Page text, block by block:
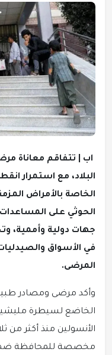
اب | تتفاقم معاناة
البلاد، مع استمرار
الخاصة بالأمراض
الحوثي على
جهات دولية وأممية،
في الأسواق
المرضى.
وأكد مرضى ومصادر
الخاضع لسيطرة
الأنسولين منذ أكثر
مخصصة للمحافظة ضمن